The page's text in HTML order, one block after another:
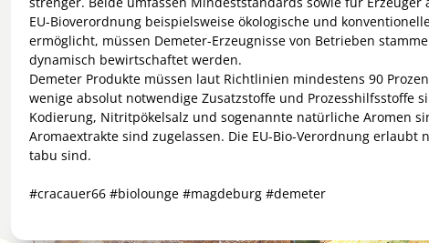
EU-Bioverordnung beispielsweise ökologische und
ermöglicht, müssen Demeter-Erzeugnisse von Betrieben
dynamisch bewirtschaftet werden.
Demeter Produkte müssen laut Richtlinien mindestens 90
wenige absolut notwendige Zusatzstoffe und Prozesshilfsstoffe
Kodierung, Nitritpökelsalz und sogenannte natürliche Aromen
Aromaextrakte sind zugelassen. Die EU-Bio-Verordnung erlaubt
tabu sind.
#cracauer66 #biolounge #magdeburg #demeter